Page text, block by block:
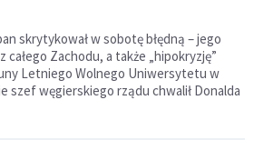
skrytykował w sobotę błędną – jego
całego Zachodu, a także „hipokryzję”
Letniego Wolnego Uniwersytetu w
szef węgierskiego rządu chwalił Donalda